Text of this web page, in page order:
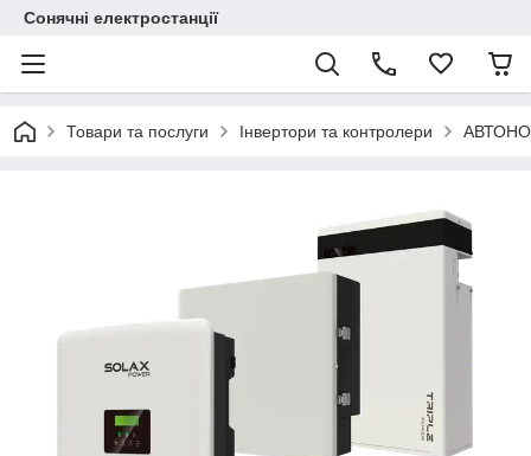
Сонячні електростанції
Товари та послуги Інвертори та контролери